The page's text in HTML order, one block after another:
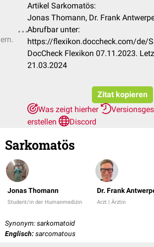
Artikel Sarkomatös:
Jonas Thomann, Dr. Frank
Abrufbar unter:
https://flexikon.doccheck.com/de/
DocCheck Flexikon 07.11.2023.
21.03.2024
Zitat kopieren
Was zeigt hierher
erstellen
Discord
Sarkomatös
Jonas Thomann
Student/in der Humanmedizin
Dr. Frank
Arzt | Ärztin
Synonym: sarkomatoid
Englisch:sarcomatous